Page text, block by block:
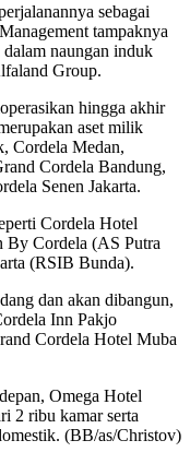
sebagai
tampaknya
naungan induk
Group.
hingga akhir
aset milik
Cordela Medan,
Cordela Bandung,
Senen Jakarta.
Cordela Hotel
By Cordela (AS Putra
(RSIB Bunda).
dan akan dibangun,
Inn Pakjo
Cordela Hotel Muba
Omega Hotel
2 ribu kamar serta
(BB/as/Christov)